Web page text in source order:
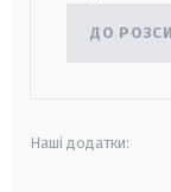
ДО
Наші додатки: